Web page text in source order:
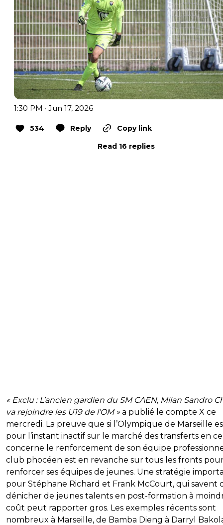
1:30 PM · Jun 17, 2026
534 Reply
Copy link
Read 16 replies
« Exclu : L’ancien gardien du SM CAEN, Milan Sandro
va rejoindre les U19 de l’OM » a publié le compte X ce
mercredi. La preuve que si l’Olympique de Marseille
pour l’instant inactif sur le marché des transferts en
concerne le renforcement de son équipe
club phocéen est en revanche sur tous les fronts
renforcer ses équipes de jeunes. Une stratégie
pour Stéphane Richard et Frank McCourt, qui savent
dénicher de jeunes talents en post-formation à
coût peut rapporter gros. Les exemples récents sont
nombreux à Marseille, de Bamba Dieng à Darryl